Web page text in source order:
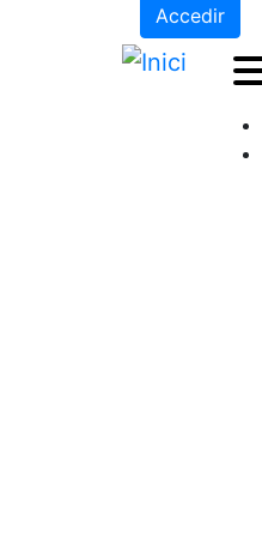
Accedir